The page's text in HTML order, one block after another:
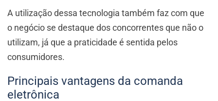
A utilização dessa tecnologia também faz com que
o negócio se destaque dos concorrentes que não o
utilizam, já que a praticidade é sentida pelos
consumidores.
Principais vantagens da comanda
eletrônica